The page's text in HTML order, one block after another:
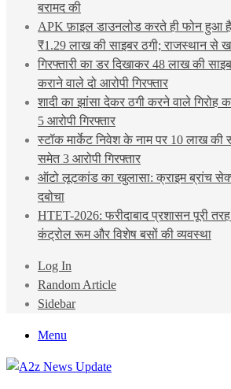
बरामद की
APK फ़ाइल डाउनलोड करते ही फोन हुआ
₹1.29 लाख की साइबर ठगी; राजस्थान से
गिरफ्तारी का डर दिखाकर 48 लाख की
कराने वाले दो आरोपी गिरफ्तार
शादी का झांसा देकर ठगी करने वाले गिरोह
5 आरोपी गिरफ्तार
स्टॉक मार्केट निवेश के नाम पर 10 लाख की
समेत 3 आरोपी गिरफ्तार
ऑटो लूटकांड का खुलासा: क्राइम ब्रांच
दबोचा
HTET-2026: फरीदाबाद प्रशासन पूरी तरह
कंट्रोल रूम और विशेष बसों की व्यवस्था
Log In
Random Article
Sidebar
Menu